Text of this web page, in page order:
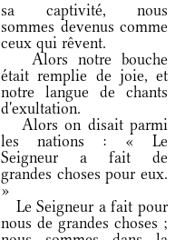
sa captivité, nous
sommes devenus comme
ceux qui rêvent.
Alors notre bouche
était remplie de joie, et
notre langue de chants
d'exultation.
Alors on disait parmi
les nations : « Le
Seigneur a fait de
grandes choses pour eux.
»
Le Seigneur a fait pour
nous de grandes choses ;